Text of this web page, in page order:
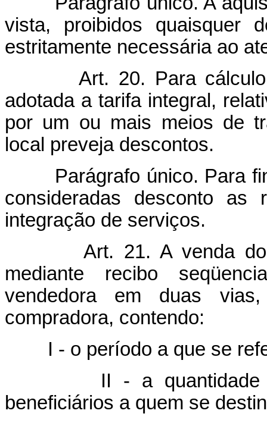
vista, proibidos quaisquer
estritamente necessária ao
Art. 20. Para
adotada a tarifa integral,
por um ou mais meios de
local preveja descontos.
Parágrafo único. Para
consideradas desconto as
integração de serviços.
Art. 21. A venda
mediante recibo
vendedora em duas
compradora, contendo:
I - o período a que se
II - a quantidade de
beneficiários a quem se